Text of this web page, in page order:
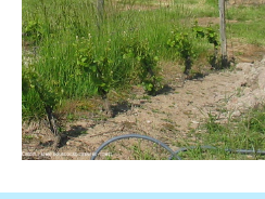
Le réseau de mesures
Micro-Capteurs
Mesures
Rapports externes
Rapports d'activité
Pollution de l'air, changement
ABC d'air
Vidéos